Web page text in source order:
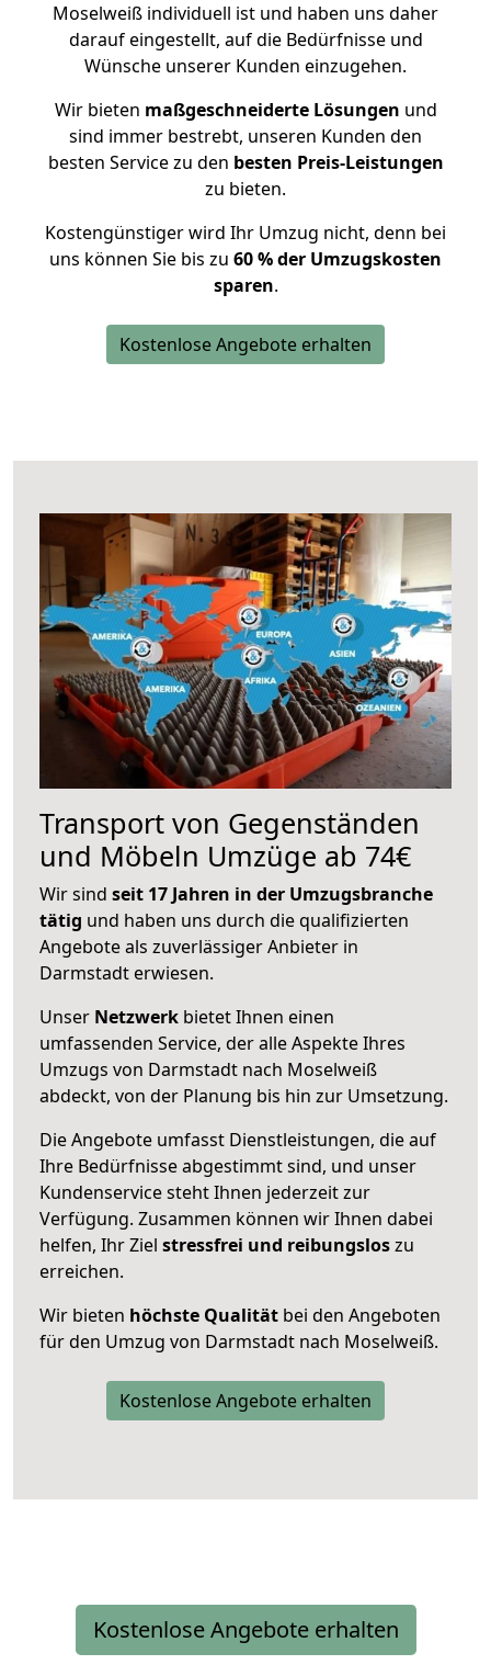
Moselweiß individuell ist und haben uns daher
darauf eingestellt, auf die Bedürfnisse und
Wünsche unserer Kunden einzugehen.
Wir bieten maßgeschneiderte Lösungen und
sind immer bestrebt, unseren Kunden den
besten Service zu den besten Preis-Leistungen
zu bieten.
Kostengünstiger wird Ihr Umzug nicht, denn bei
uns können Sie bis zu 60 % der Umzugskosten
sparen.
Kostenlose Angebote erhalten
Transport von Gegenständen
und Möbeln Umzüge ab 74€
Wir sind seit 17 Jahren in der Umzugsbranche
tätig und haben uns durch die qualifizierten
Angebote als zuverlässiger Anbieter in
Darmstadt erwiesen.
Unser Netzwerk bietet Ihnen einen
umfassenden Service, der alle Aspekte Ihres
Umzugs von Darmstadt nach Moselweiß
abdeckt, von der Planung bis hin zur Umsetzung.
Die Angebote umfasst Dienstleistungen, die auf
Ihre Bedürfnisse abgestimmt sind, und unser
Kundenservice steht Ihnen jederzeit zur
Verfügung. Zusammen können wir Ihnen dabei
helfen, Ihr Ziel stressfrei und reibungsloszu
erreichen.
Wir bieten höchste Qualität bei den Angeboten
für den Umzug von Darmstadt nach Moselweiß.
Kostenlose Angebote erhalten
Kostenlose Angebote erhalten